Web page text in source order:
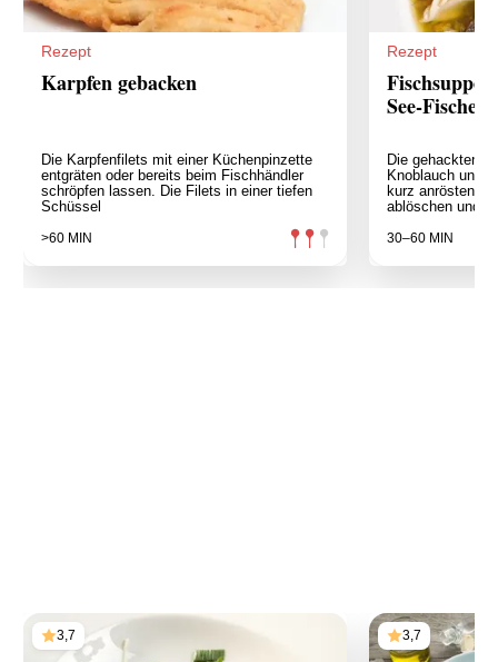
Rezept
Karpfen gebacken
Die Karpfenfilets mit einer Küchenpinzette
entgräten oder bereits beim Fischhändler
schröpfen lassen. Die Filets in einer tiefen
Schüssel
>60 MIN
Rezept
Fischsuppe
See-Fischen
Die gehackten
Knoblauch und
kurz anrösten.
ablöschen und
30–60 MIN
3,7 3,7